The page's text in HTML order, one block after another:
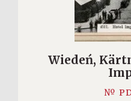
Wiedeń,
№